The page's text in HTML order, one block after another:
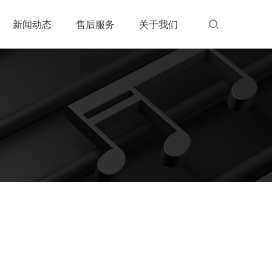
新闻动态 售后服务 关于我们